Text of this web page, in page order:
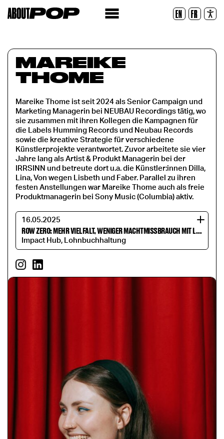
EN FR
Zurücksetzen
MAREIKE
THOME
Mareike Thome ist seit 2024 als Senior Campaign und
Marketing Managerin bei NEUBAU Recordings tätig, wo
sie zusammen mit ihren Kollegen die Kampagnen für
die Labels Humming Records und Neubau Records
sowie die kreative Strategie für verschiedene
Künstlerprojekte verantwortet. Zuvor arbeitete sie vier
Jahre lang als Artist & Produkt Managerin bei der
IRRSINN und betreute dort u.a. die Künstler:innen Dilla,
Lina, Von wegen Lisbeth und Faber. Parallel zu ihren
festen Anstellungen war Mareike Thome auch als freie
Produktmanagerin bei Sony Music (Columbia) aktiv.
16.05.2025
ROW ZERO: MEHR VIELFALT, WENIGER MACHTMISSBRAUCH MIT LENA KAMPF UND DANIEL DREPPER
Impact Hub, Lohnbuchhaltung